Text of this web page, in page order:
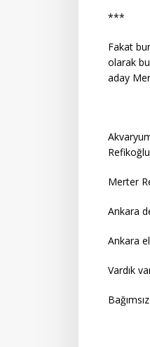
***
Fakat
olarak
aday
Merter
Ankara
Ankara
Vardık